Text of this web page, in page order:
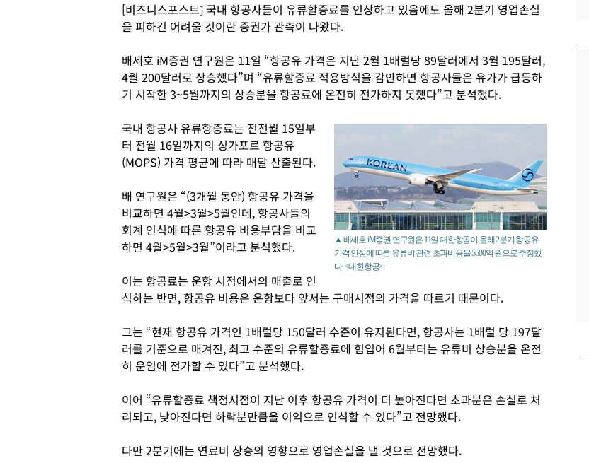
[비즈니스포스트] 국내 항공사들이 유류할증료를 인상하고 있음에도 올해 2분기 영업손실
을 피하긴 어려울 것이란 증권가 관측이 나왔다.
배세호 iM증권 연구원은 11일 “항공유 가격은 지난 2월 1배럴당 89달러에서 3월 195달러,
4월 200달러로 상승했다”며 “유류할증료 적용방식을 감안하면 항공사들은 유가가 급등하
기 시작한 3~5월까지의 상승분을 항공료에 온전히 전가하지 못했다”고 분석했다.
▲ 배세호 iM증권 연구원은 11일 대한항공이 올해 2분기 항공유
가격 인상에 따른 유류비 관련 초과비용을 5500억 원으로 추정했
다. <대한항공>
국내 항공사 유류항증료는 전전월 15일부
터 전월 16일까지의 싱가포르 항공유
(MOPS) 가격 평균에 따라 매달 산출된다.
배 연구원은 “(3개월 동안) 항공유 가격을
비교하면 4월>3월>5월인데, 항공사들의
회계 인식에 따른 항공유 비용부담을 비교
하면 4월>5월>3월”이라고 분석했다.
이는 항공료는 운항 시점에서의 매출로 인
식하는 반면, 항공유 비용은 운항보다 앞서는 구매시점의 가격을 따르기 때문이다.
그는 “현재 항공유 가격인 1배럴당 150달러 수준이 유지된다면, 항공사는 1배럴 당 197달
러를 기준으로 매겨진, 최고 수준의 유류할증료에 힘입어 6월부터는 유류비 상승분을 온전
히 운임에 전가할 수 있다”고 분석했다.
이어 “유류할증료 책정시점이 지난 이후 항공유 가격이 더 높아진다면 초과분은 손실로 처
리되고, 낮아진다면 하락분만큼을 이익으로 인식할 수 있다”고 전망했다.
다만 2분기에는 연료비 상승의 영향으로 영업손실을 낼 것으로 전망했다.